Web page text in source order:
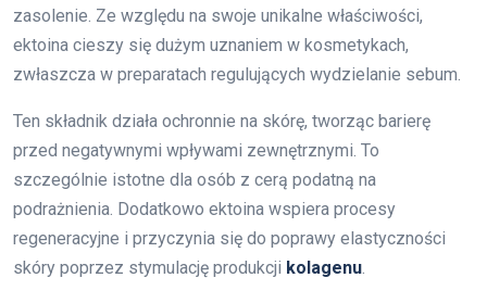
zasolenie. Ze względu na swoje unikalne właściwości,
ektoina cieszy się dużym uznaniem w kosmetykach,
zwłaszcza w preparatach regulujących wydzielanie sebum.
Ten składnik działa ochronnie na skórę, tworząc barierę
przed negatywnymi wpływami zewnętrznymi. To
szczególnie istotne dla osób z cerą podatną na
podrażnienia. Dodatkowo ektoina wspiera procesy
regeneracyjne i przyczynia się do poprawy elastyczności
skóry poprzez stymulację produkcji kolagenu.